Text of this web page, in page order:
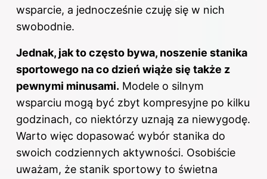
wsparcie, a jednocześnie czuję się w nich
swobodnie.
Jednak, jak to często bywa, noszenie stanika
sportowego na co dzień wiąże się także z
pewnymi minusami. Modele o silnym
wsparciu mogą być zbyt kompresyjne po kilku
godzinach, co niektórzy uznają za niewygodę.
Warto więc dopasować wybór stanika do
swoich codziennych aktywności. Osobiście
uważam, że stanik sportowy to świetna